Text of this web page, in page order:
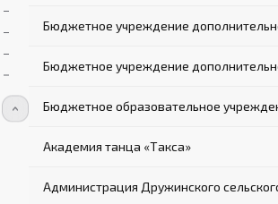
Бюджетное учреждение
Бюджетное учреждение
Бюджетное образовательное
Академия танца «Такса»
Администрация Дружинского